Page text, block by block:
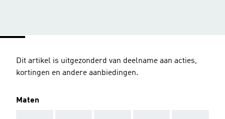
Dit artikel is uitgezonderd van deelname aan acties,
kortingen en andere aanbiedingen.
Maten